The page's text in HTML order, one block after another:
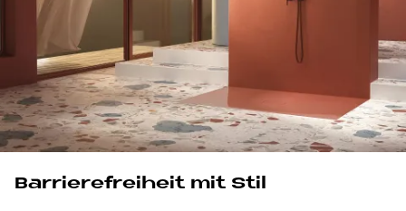
Bar­rie­re­frei­heit mit Stil